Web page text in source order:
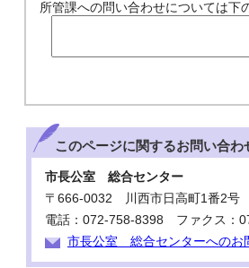
所管課への問い合わせについては下
このページに関するお問い合わ
市長公室 総合センター
〒666-0032 川西市日高町1番2号
電話：072-758-8398 ファクス：
市長公室 総合センターへのお